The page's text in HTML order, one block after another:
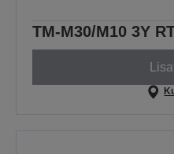
TM-M30/M10 3Y